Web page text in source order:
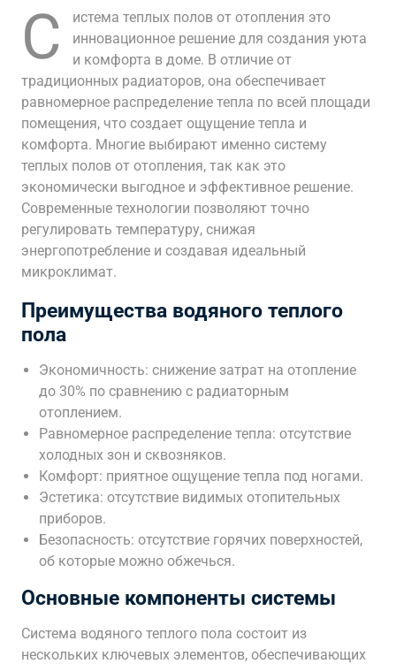
С
истема теплых полов от отопления это
инновационное решение для создания уюта
и комфорта в доме. В отличие от
традиционных радиаторов, она обеспечивает
равномерное распределение тепла по всей площади
помещения, что создает ощущение тепла и
комфорта. Многие выбирают именно систему
теплых полов от отопления, так как это
экономически выгодное и эффективное решение.
Современные технологии позволяют точно
регулировать температуру, снижая
энергопотребление и создавая идеальный
микроклимат.
Преимущества водяного теплого
пола
Экономичность: снижение затрат на отопление
до 30% по сравнению с радиаторным
отоплением.
Равномерное распределение тепла: отсутствие
холодных зон и сквозняков.
Комфорт: приятное ощущение тепла под ногами.
Эстетика: отсутствие видимых отопительных
приборов.
Безопасность: отсутствие горячих поверхностей,
об которые можно обжечься.
Основные компоненты системы
Система водяного теплого пола состоит из
нескольких ключевых элементов, обеспечивающих